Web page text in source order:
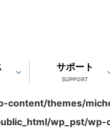
サポート
SUPPORT
content/themes/
wp_pst/